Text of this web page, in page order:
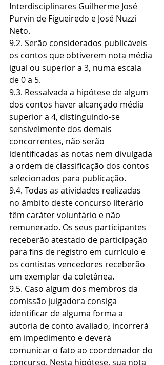
Interdisciplinares Guilherme José
Purvin de Figueiredo e José Nuzzi
Neto.
9.2. Serão considerados publicáveis
os contos que obtiverem nota média
igual ou superior a 3, numa escala
de 0 a 5.
9.3. Ressalvada a hipótese de algum
dos contos haver alcançado média
superior a 4, distinguindo-se
sensivelmente dos demais
concorrentes, não serão
identificadas as notas nem divulgada
a ordem de classificação dos contos
selecionados para publicação.
9.4. Todas as atividades realizadas
no âmbito deste concurso literário
têm caráter voluntário e não
remunerado. Os seus participantes
receberão atestado de participação
para fins de registro em currículo e
os contistas vencedores receberão
um exemplar da coletânea.
9.5. Caso algum dos membros da
comissão julgadora consiga
identificar de alguma forma a
autoria de conto avaliado, incorrerá
em impedimento e deverá
comunicar o fato ao coordenador do
concurso. Nesta hipótese, sua nota